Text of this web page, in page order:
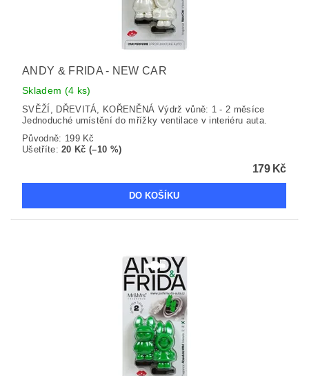
ANDY & FRIDA - NEW CAR
Skladem (4 ks)
SVĚŽÍ, DŘEVITÁ, KOŘENĚNÁ Výdrž vůně: 1 - 2 měsíce
Jednoduché umístění do mřížky ventilace v interiéru auta.
Původně: 199 Kč
Ušetříte:20 Kč (–10 %)
179 Kč